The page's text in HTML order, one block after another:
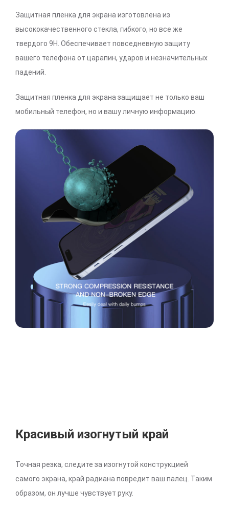
Защитная пленка для экрана изготовлена из
высококачественного стекла, гибкого, но все же
твердого 9H. Обеспечивает повседневную защиту
вашего телефона от царапин, ударов и незначительных
падений.
Защитная пленка для экрана защищает не только ваш
мобильный телефон, но и вашу личную информацию.
Красивый изогнутый край
Точная резка, следите за изогнутой конструкцией
самого экрана, край радиана повредит ваш палец. Таким
образом, он лучше чувствует руку.